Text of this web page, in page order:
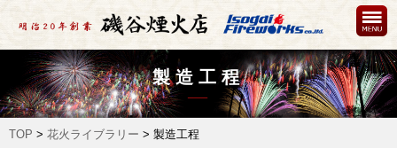
製造工程
TOP > 花火ライブラリー > 製造工程